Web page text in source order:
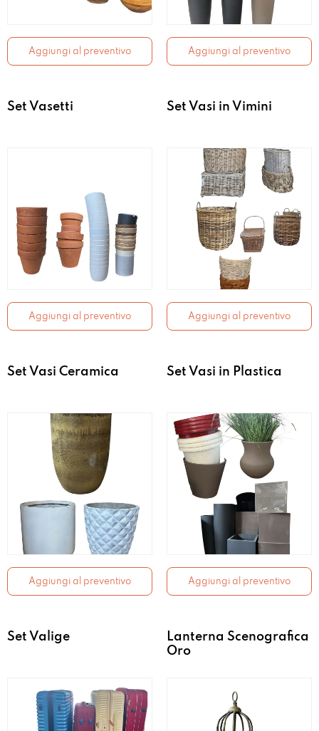
Aggiungi al preventivo Aggiungi al preventivo
Set Vasetti
Aggiungi al preventivo
Set Vasi in Vimini
Aggiungi al preventivo
Set Vasi Ceramica
Aggiungi al preventivo
Set Vasi in Plastica
Aggiungi al preventivo
Set Valige
Lanterna Scenografica
Oro